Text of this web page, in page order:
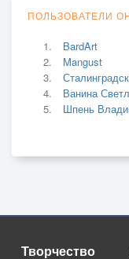
ПОЛЬЗОВАТЕЛИ
BardArt
Mangust
Ванина
Шпень
Творчество